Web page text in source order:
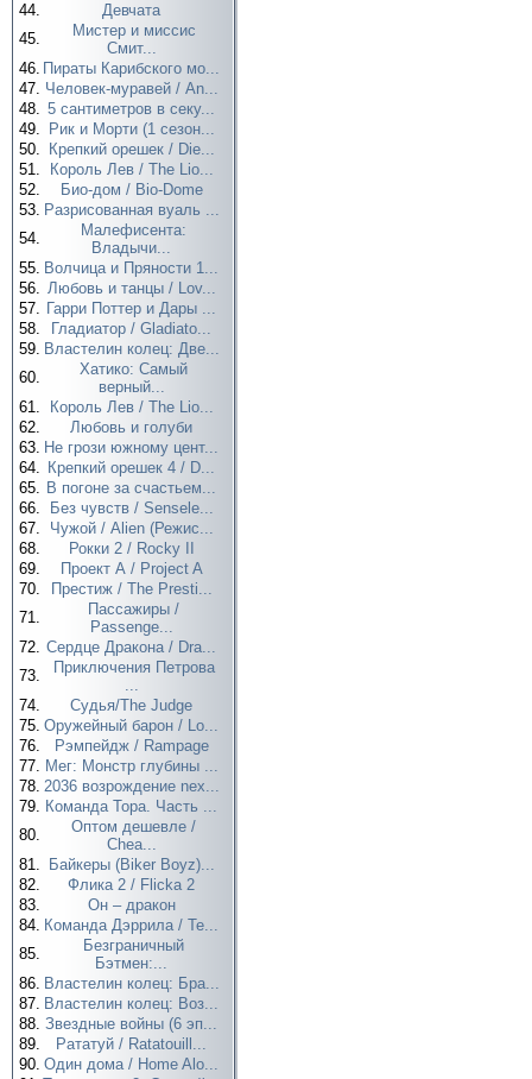
44.
Девчата
45.
Мистер и миссис
Смит...
46. Пираты Карибского мо...
47. Человек-муравей / An...
48. 5 сантиметров в секу...
49.
Рик и Морти (1 сезон...
50.
Крепкий орешек / Die...
51.
Король Лев / The Lio...
52.
Био-дом / Bio-Dome
53. Разрисованная вуаль ...
54.
Малефисента:
Владычи...
55. Волчица и Пряности 1...
56. Любовь и танцы / Lov...
57. Гарри Поттер и Дары ...
58.
Гладиатор / Gladiato...
59. Властелин колец: Две...
60.
Хатико: Самый
верный...
61.
Король Лев / The Lio...
62.
Любовь и голуби
63. Не грози южному цент...
64. Крепкий орешек 4 / D...
65. В погоне за счастьем...
66.
Без чувств / Sensele...
67.
Чужой / Alien (Режис...
68.
Рокки 2 / Rocky II
69.
Проект А / Project A
70.
Престиж / The Presti...
71.
Пассажиры /
Passenge...
72. Сердце Дракона / Dra...
73.
Приключения Петрова
...
74.
Судья/The Judge
75. Оружейный барон / Lo...
76.
Рэмпейдж / Rampage
77. Мег: Монстр глубины ...
78. 2036 возрождение nex...
79. Команда Тора. Часть ...
80.
Оптом дешевле /
Chea...
81.
Байкеры (Biker Boyz)...
82.
Флика 2 / Flicka 2
83.
Он – дракон
84. Команда Дэррила / Te...
85.
Безграничный
Бэтмен:...
86. Властелин колец: Бра...
87. Властелин колец: Воз...
88. Звездные войны (6 эп...
89.
Рататуй / Ratatouill...
90. Один дома / Home Alo...